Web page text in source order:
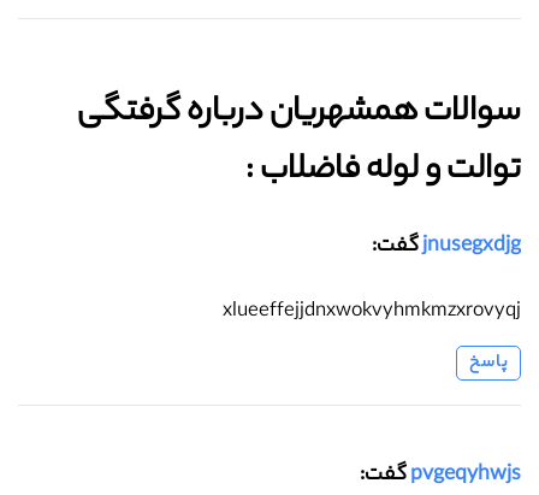
سوالات همشهریان درباره گرفتگی
توالت و لوله فاضلاب :‌
jnusegxdjgگفت:
xlueeffejjdnxwokvyhmkmzxrovyqj
پاسخ
pvgeqyhwjsگفت: